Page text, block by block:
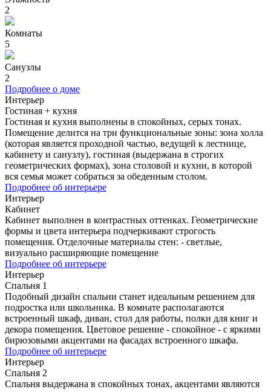
2
Комнаты
5
Санузлы
2
Подробнее о доме
Интерьер
Гостиная + кухня
Гостиная и кухня выполнены в спокойных, серых тонах.
Помещение делится на три функциональные зоны: зона холла
(которая является проходной частью, ведущей к лестнице,
кабинету и санузлу), гостиная (выдержана в строгих
геометрических формах), зона столовой и кухни, в которой
вся семья может собраться за обеденным столом.
Подробнее об интерьере
Интерьер
Кабинет
Кабинет выполнен в контрастных оттенках. Геометрические
формы и цвета интерьера подчеркивают строгость
помещения. Отделочные материалы стен: - светлые,
визуально расширяющие помещение
Подробнее об интерьере
Интерьер
Спальня 1
Подобный дизайн спальни станет идеальным решением для
подростка или школьника. В комнате располагаются
встроенный шкаф, диван, стол для работы, полки для книг и
декора помещения. Цветовое решение - спокойное - с яркими
бирюзовыми акцентами на фасадах встроенного шкафа.
Подробнее об интерьере
Интерьер
Спальня 2
Спальня выдержана в спокойных тонах, акцентами являются